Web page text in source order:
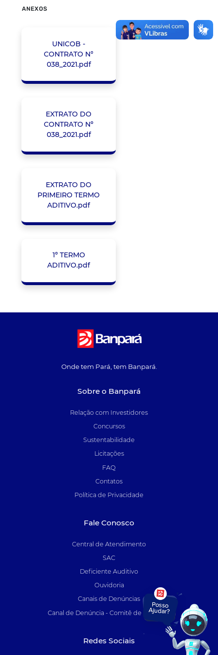
ANEXOS
UNICOB -
CONTRATO N°
038_2021.pdf
EXTRATO DO
CONTRATO Nº
038_2021.pdf
EXTRATO DO
PRIMEIRO TERMO
ADITIVO.pdf
1º TERMO
ADITIVO.pdf
Onde tem Pará, tem Banpará.
Sobre o Banpará
Relação com Investidores
Concursos
Sustentabilidade
Licitações
FAQ
Contatos
Política de Privacidade
Fale Conosco
Central de Atendimento
SAC
Deficiente Auditivo
Ouvidoria
Canais de Denúncias
Canal de Denúncia - Comitê de Auditoria
Redes Sociais